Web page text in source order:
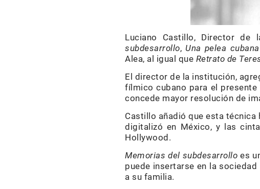
Luciano Castillo, Director
subdesarrollo, Una pelea
Alea, al igual que Retrato de
El director de la institución,
fílmico cubano para el
concede mayor resolución de
Castillo añadió que esta
digitalizó en México, y las
Hollywood.
Memorias del subdesarrollo es
puede insertarse en la
a su familia.